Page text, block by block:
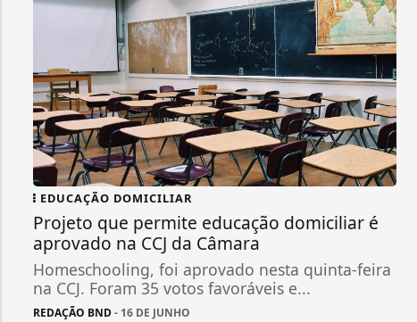
EDUCAÇÃO DOMICILIAR
Projeto que permite educação domiciliar é
aprovado na CCJ da Câmara
Homeschooling, foi aprovado nesta quinta-feira
na CCJ. Foram 35 votos favoráveis e...
REDAÇÃO BND- 16 DE JUNHO